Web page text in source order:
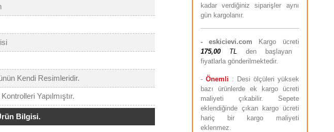
Kendi Resimleridir.
Yapılmıştır.
Bilgisi.
kadar verdiğiniz siparişler aynı
gün kargolanır.
-eskicievi.com
Kargo ücreti
175,00
TL
den başlayan
fiyatlarla gönderilmektedir.
- Önemli : Desi ölçüleri yüksek
bazı ürünlerde ek kargo ücreti
maliyeti çıkabilir. Sepete
eklendiğinde çıkan kargo ücreti
hariç bir kargo maliyeti
eklenmez.